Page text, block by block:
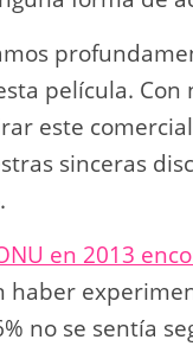
película.
este
sinceras
en 2013
haber
no se sentía